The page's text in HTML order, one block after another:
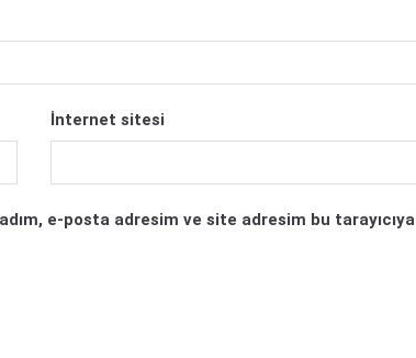
İnternet sitesi
e-posta adresim ve site adresim bu tarayıcıya